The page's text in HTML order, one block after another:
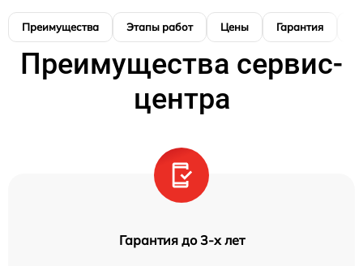
Преимущества Этапы работ Цены Гарантия
Преимущества сервис-
центра
Гарантия до 3-х лет